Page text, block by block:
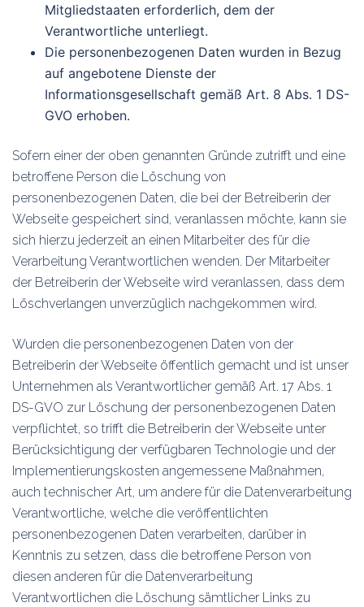
Mitgliedstaaten erforderlich, dem der
Verantwortliche unterliegt.
Die personenbezogenen Daten wurden in Bezug
auf angebotene Dienste der
Informationsgesellschaft gemäß Art. 8 Abs. 1 DS-
GVO erhoben.
Sofern einer der oben genannten Gründe zutrifft und eine
betroffene Person die Löschung von
personenbezogenen Daten, die bei der Betreiberin der
Webseite gespeichert sind, veranlassen möchte, kann sie
sich hierzu jederzeit an einen Mitarbeiter des für die
Verarbeitung Verantwortlichen wenden. Der Mitarbeiter
der Betreiberin der Webseite wird veranlassen, dass dem
Löschverlangen unverzüglich nachgekommen wird.
Wurden die personenbezogenen Daten von der
Betreiberin der Webseite öffentlich gemacht und ist unser
Unternehmen als Verantwortlicher gemäß Art. 17 Abs. 1
DS-GVO zur Löschung der personenbezogenen Daten
verpflichtet, so trifft die Betreiberin der Webseite unter
Berücksichtigung der verfügbaren Technologie und der
Implementierungskosten angemessene Maßnahmen,
auch technischer Art, um andere für die Datenverarbeitung
Verantwortliche, welche die veröffentlichten
personenbezogenen Daten verarbeiten, darüber in
Kenntnis zu setzen, dass die betroffene Person von
diesen anderen für die Datenverarbeitung
Verantwortlichen die Löschung sämtlicher Links zu